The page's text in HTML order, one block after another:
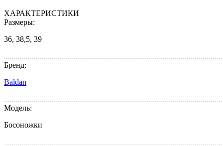
ХАРАКТЕРИСТИКИ
Размеры:
36, 38,5, 39
Бренд:
Baldan
Модель:
Босоножки